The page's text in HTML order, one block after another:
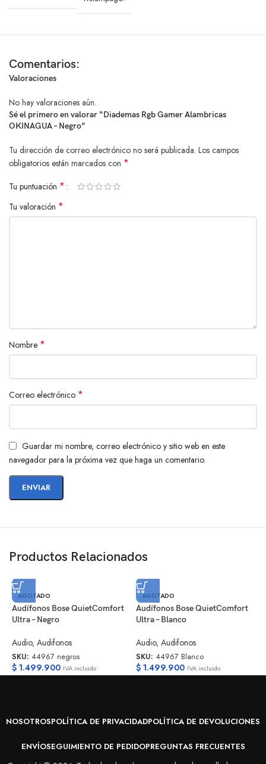
Audífonos gamer alámbricos RGB
Micrófono omnidireccional HD
Diadema cómoda y ajustable
Cable largo de 2.2 m
Ideal para gaming, chat y streaming
Los audífonos gamer RGB OKINAGUA son la opción ideal si buscas
potencia de sonido, comodidad y estilo, todo en un solo dispositivo
Comentarios:
Valoraciones
No hay valoraciones aún.
Sé el primero en valorar “Diademas Rgb Gamer Alambricas
OKINAGUA – Negro”
Tu dirección de correo electrónico no será publicada. Los campos
obligatorios están marcados con *
Tu puntuación *
Tu valoración *
Nombre *
Correo electrónico *
Guardar mi nombre, correo electrónico y sitio web en este
navegador para la próxima vez que haga un comentario.
Productos Relacionados
AGOTADO
Audífonos Bose QuietComfort
Ultra – Negro
Audio, Audifonos
SKU: 44967 negros
$ 1.499.900 IVA incluido
AGOTADO
Audífonos Bose QuietComfort
Ultra – Blanco
Audio, Audifonos
SKU: 44967 Blanco
$1.499.900 IVA incluido
NOSOTROSPOLÍTICA DE PRIVACIDADPOLÍTICA DE DEVOLUCIONES
ENVÍOSEGUIMIENTO DE PEDIDOPREGUNTAS FRECUENTES